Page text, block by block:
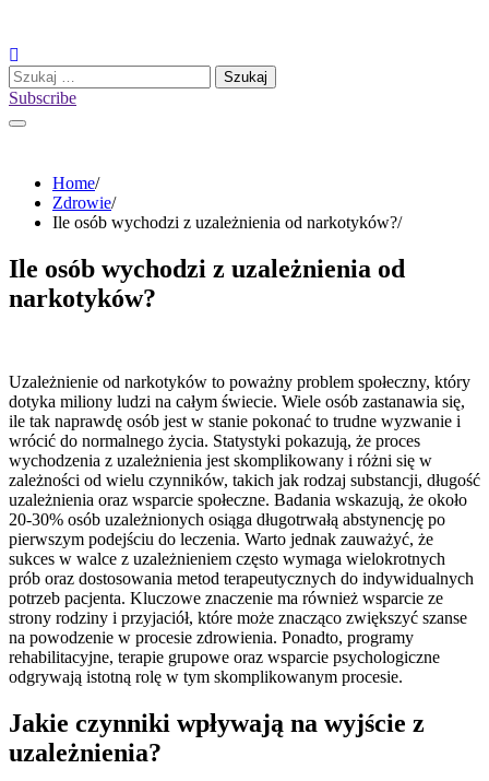
content
Szukaj:
Subscribe
Home
Zdrowie
Ile osób wychodzi z uzależnienia od narkotyków?
Ile osób wychodzi z uzależnienia od
narkotyków?
Uzależnienie od narkotyków to poważny problem społeczny, który
dotyka miliony ludzi na całym świecie. Wiele osób zastanawia się,
ile tak naprawdę osób jest w stanie pokonać to trudne wyzwanie i
wrócić do normalnego życia. Statystyki pokazują, że proces
wychodzenia z uzależnienia jest skomplikowany i różni się w
zależności od wielu czynników, takich jak rodzaj substancji, długość
uzależnienia oraz wsparcie społeczne. Badania wskazują, że około
20-30% osób uzależnionych osiąga długotrwałą abstynencję po
pierwszym podejściu do leczenia. Warto jednak zauważyć, że
sukces w walce z uzależnieniem często wymaga wielokrotnych
prób oraz dostosowania metod terapeutycznych do indywidualnych
potrzeb pacjenta. Kluczowe znaczenie ma również wsparcie ze
strony rodziny i przyjaciół, które może znacząco zwiększyć szanse
na powodzenie w procesie zdrowienia. Ponadto, programy
rehabilitacyjne, terapie grupowe oraz wsparcie psychologiczne
odgrywają istotną rolę w tym skomplikowanym procesie.
Jakie czynniki wpływają na wyjście z
uzależnienia?